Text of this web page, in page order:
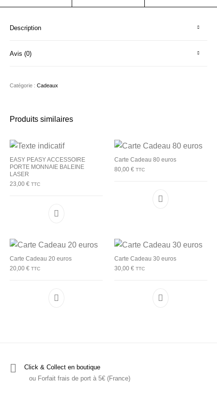
Description
Avis (0)
Catégorie :Cadeaux
Produits similaires
EASY PEASY ACCESSOIRE
PORTE MONNAIE BALEINE
LASER
23,00€ TTC
Carte Cadeau 80 euros
80,00 € TTC
Carte Cadeau 20 euros
20,00€ TTC
Carte Cadeau 30 euros
30,00 € TTC
Click & Collect en boutique
ou Forfait frais de port à 5€ (France)